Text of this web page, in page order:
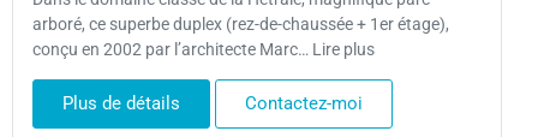
arboré, ce superbe duplex (rez-de-chaussée + 1er étage),
conçu en 2002 par l’architecte Marc… Lire plus
Plus de détails Contactez-moi